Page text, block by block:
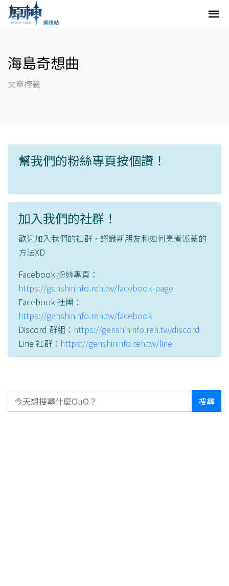
海島奇想曲
文章標籤
幫我們的粉絲專頁按個讚！
加入我們的社群！
歡迎加入我們的社群，認識新朋友和如何烹煮派蒙的
方法XD
Facebook 粉絲專頁：
https://genshininfo.reh.tw/facebook-page
Facebook 社團：
https://genshininfo.reh.tw/facebook
Discord 群組： https://genshininfo.reh.tw/discord
Line 社群： https://genshininfo.reh.tw/line
搜尋